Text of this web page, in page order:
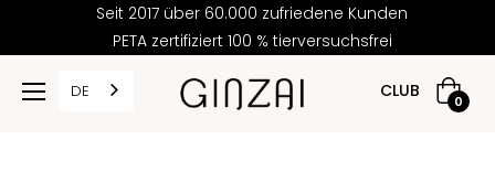
Seit 2017 über 60.000 zufriedene Kunden
PETA zertifiziert 100 % tierversuchsfrei
CLUB 0
DE